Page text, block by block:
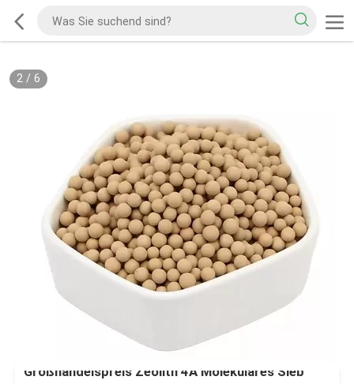
2/ 6
Großhandelspreis Zeolith 4A Molekulares Sieb